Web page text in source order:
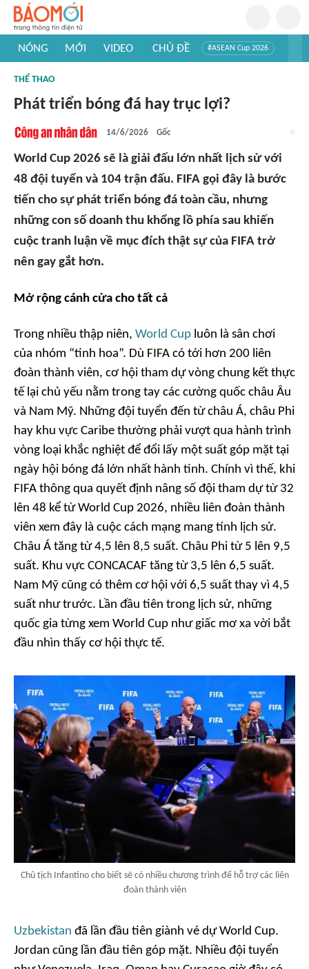
NÓNG MỚI VIDEO CHỦ ĐỀ #ASEAN Cup 2026
#Khám phá thế giới
THỂ THAO
Phát triển bóng đá hay trục lợi?
14/6/2026 Gốc
World Cup 2026 sẽ là giải đấu lớn nhất lịch sử với
48 đội tuyển và 104 trận đấu. FIFA gọi đây là bước
tiến cho sự phát triển bóng đá toàn cầu, nhưng
những con số doanh thu khổng lồ phía sau khiến
cuộc tranh luận về mục đích thật sự của FIFA trở
nên gay gắt hơn.
Mở rộng cánh cửa cho tất cả
Trong nhiều thập niên, World Cup luôn là sân chơi
của nhóm “tinh hoa”. Dù FIFA có tới hơn 200 liên
đoàn thành viên, cơ hội tham dự vòng chung kết thực
tế lại chủ yếu nằm trong tay các cường quốc châu Âu
và Nam Mỹ. Những đội tuyển đến từ châu Á, châu Phi
hay khu vực Caribe thường phải vượt qua hành trình
vòng loại khắc nghiệt để đổi lấy một suất góp mặt tại
ngày hội bóng đá lớn nhất hành tinh. Chính vì thế, khi
FIFA thông qua quyết định nâng số đội tham dự từ 32
lên 48 kể từ World Cup 2026, nhiều liên đoàn thành
viên xem đây là cuộc cách mạng mang tính lịch sử.
Châu Á tăng từ 4,5 lên 8,5 suất. Châu Phi từ 5 lên 9,5
suất. Khu vực CONCACAF tăng từ 3,5 lên 6,5 suất.
Nam Mỹ cũng có thêm cơ hội với 6,5 suất thay vì 4,5
suất như trước. Lần đầu tiên trong lịch sử, những
quốc gia từng xem World Cup như giấc mơ xa vời bắt
đầu nhìn thấy cơ hội thực tế.
Chủ tịch Infantino cho biết sẽ có nhiều chương trình để hỗ trợ các liên
đoàn thành viên
Uzbekistan đã lần đầu tiên giành vé dự World Cup.
Jordan cũng lần đầu tiên góp mặt. Nhiều đội tuyển